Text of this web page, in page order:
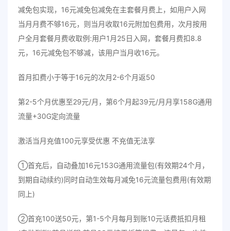
减免包实现，16元减免包减免在主套餐月费上，如用户入网
当月月费不够16元，则当月收取16元附加包费用，次月按用
户全月套餐月费收取例:用户1月25日入网，套餐月费扣8.8
元，16元减免包不够减，该用户当月收16元。
首月扣费小于等于16元的次月2-6个月返50
第2-5个月优惠至29元/月，第6个月起39元/月月享158G通用
流量+30G定向流量
激活当月充值100元享受优惠 不充值无法享
①首充后，自动叠加16元153G通用流量包(有效期24个月，
到期自动续约)同时自动生效每月减免16元流量包费用(有效期
同上)
②首充100送50元，第1-5个月每月到账10元话费抵扣月租